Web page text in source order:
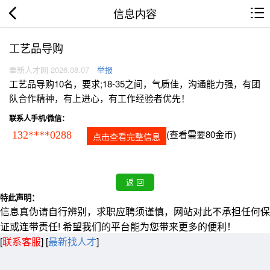
信息内容
工艺品导购
奉新人才网 2026.08.07 举报
工艺品导购10名，要求;18-35之间，气质佳，沟通能力强，有团
队合作精神，有上进心，有工作经验者优先！
联系人手机/微信：
132****0288 点击查看完整信息 (查看需要80金币)
特此声明：
信息真伪请自行辨别，求职应聘须谨慎，网站对此不承担任何保
证或连带责任! 希望我们的平台能为您带来更多的便利！
[联系客服] [最新找人才]